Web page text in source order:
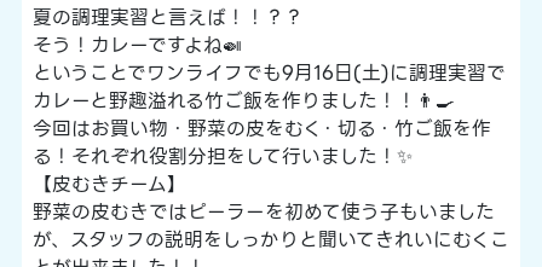
夏の調理実習と言えば！！？？
そう！カレーですよね🍛
ということでワンライフでも9月16日(土)に調理実習で
カレーと野趣溢れる竹ご飯を作りました！！👨‍🍳
今回はお買い物・野菜の皮をむく・切る・竹ご飯を作
る！それぞれ役割分担をして行いました！✨
【皮むきチーム】
野菜の皮むきではピーラーを初めて使う子もいました
が、スタッフの説明をしっかりと聞いてきれいにむくこ